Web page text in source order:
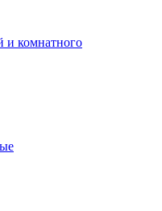
и комнатного